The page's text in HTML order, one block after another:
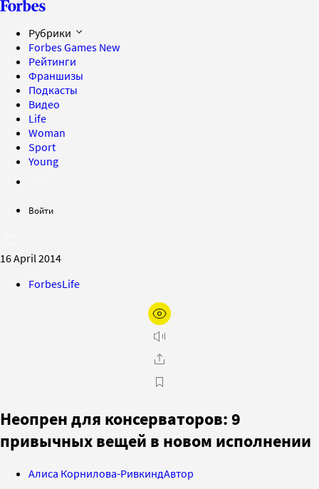
Рубрики
Forbes Games New
Рейтинги
Франшизы
Подкасты
Видео
Life
Woman
Sport
Young
Войти
16 April 2014
ForbesLife
Неопрен для консерваторов: 9
привычных вещей в новом исполнении
Алиса Корнилова-РивкиндАвтор